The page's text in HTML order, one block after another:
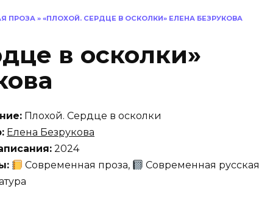
ПРОЗА» «ПЛОХОЙ. СЕРДЦЕ В ОСКОЛКИ» ЕЛЕНА БЕЗРУКОВА
в осколки»
Плохой. Сердце в осколки
Елена Безрукова
2024
Современная проза,
Современная русская